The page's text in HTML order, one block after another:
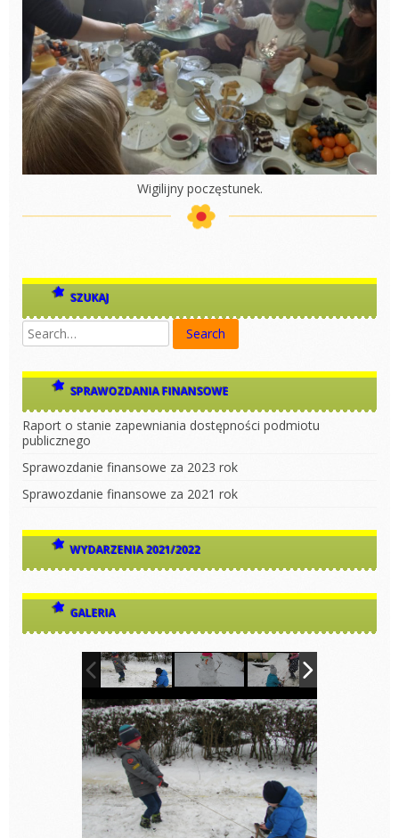
Wigilijny poczęstunek.
SZUKAJ
SPRAWOZDANIA FINANSOWE
Raport o stanie zapewniania dostępności podmiotu
publicznego
Sprawozdanie finansowe za 2023 rok
Sprawozdanie finansowe za 2021 rok
WYDARZENIA 2021/2022
GALERIA